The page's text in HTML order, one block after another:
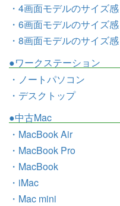
・4画面モデルのサイズ感
・6画面モデルのサイズ感
・8画面モデルのサイズ感
●ワークステーション
・ノートパソコン
・デスクトップ
●中古Mac
・MacBook Air
・MacBook Pro
・MacBook
・iMac
・Mac mini